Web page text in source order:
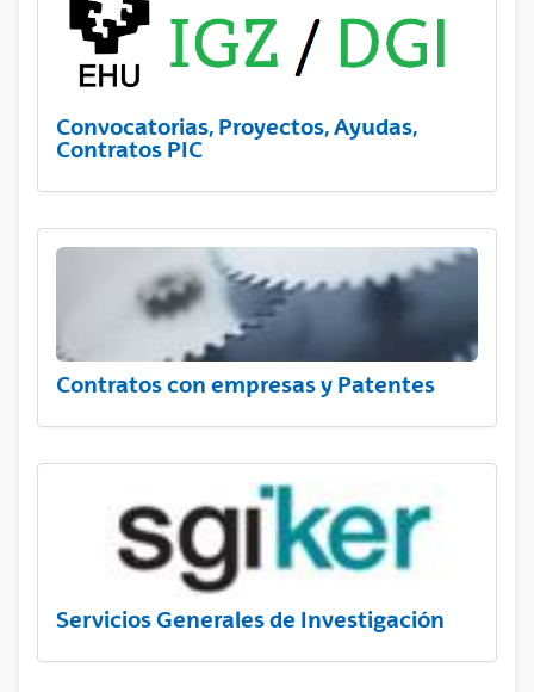
Convocatorias, Proyectos, Ayudas,
Contratos PIC
Contratos con empresas y Patentes
Servicios Generales de Investigación